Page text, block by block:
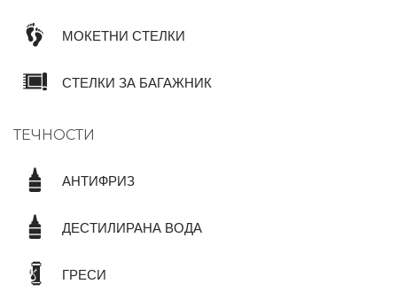
МОКЕТНИ СТЕЛКИ
СТЕЛКИ ЗА БАГАЖНИК
ТЕЧНОСТИ
АНТИФРИЗ
ДЕСТИЛИРАНА ВОДА
ГРЕСИ